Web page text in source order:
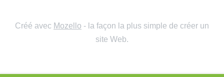
Créé avec Mozello - la façon la plus simple de créer un
site Web.